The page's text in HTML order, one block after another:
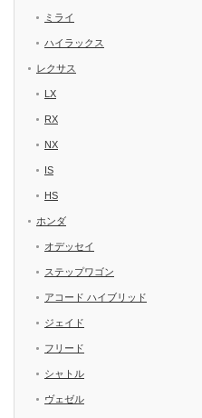
ミライ
ハイラックス
レクサス
LX
RX
NX
IS
HS
ホンダ
オデッセイ
ステップワゴン
アコード ハイブリッド
ジェイド
フリード
シャトル
ヴェゼル